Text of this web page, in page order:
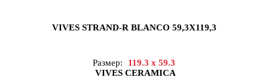
VIVES STRAND-R BLANCO 59,3X119,3
Размер:
119.3 x 59.3
VIVES CERAMICA